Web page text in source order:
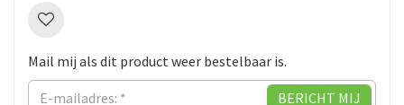
Mail mij als dit product weer bestelbaar is.